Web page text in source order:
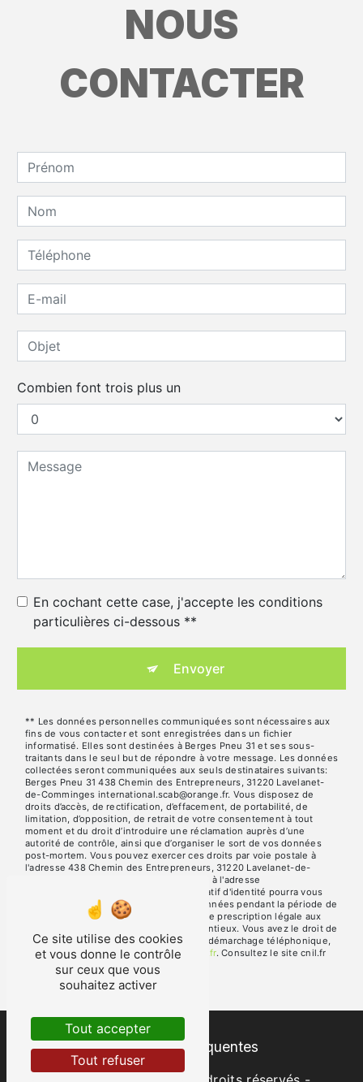
NOUS
CONTACTER
Combien font trois plus un
En cochant cette case, j'accepte les conditions
particulières ci-dessous **
Envoyer
** Les données personnelles communiquées sont nécessaires aux
fins de vous contacter et sont enregistrées dans un fichier
informatisé. Elles sont destinées à Berges Pneu 31 et ses sous-
traitants dans le seul but de répondre à votre message. Les données
collectées seront communiquées aux seuls destinataires suivants:
Berges Pneu 31 438 Chemin des Entrepreneurs, 31220 Lavelanet-
de-Comminges international.scab@orange.fr. Vous disposez de
droits d’accès, de rectification, d’effacement, de portabilité, de
limitation, d’opposition, de retrait de votre consentement à tout
moment et du droit d’introduire une réclamation auprès d’une
autorité de contrôle, ainsi que d’organiser le sort de vos données
post-mortem. Vous pouvez exercer ces droits par voie postale à
l'adresse 438 Chemin des Entrepreneurs, 31220 Lavelanet-de-
Comminges ou par courrier électronique à l'adresse
international.scab@orange.fr. Un justificatif d'identité pourra vous
être demandé. Nous conservons vos données pendant la période de
prise de contact puis pendant la durée de prescription légale aux
fins probatoires et de gestion des contentieux. Vous avez le droit de
vous inscrire sur la liste d'opposition au démarchage téléphonique,
disponible à cette adresse:Bloctel.gouv.fr. Consultez le site cnil.fr
pour plus d’informations sur vos droits.
Recherches fréquentes
Ce site utilise des cookies
et vous donne le contrôle
sur ceux que vous
souhaitez activer
Tout accepter
Tout refuser